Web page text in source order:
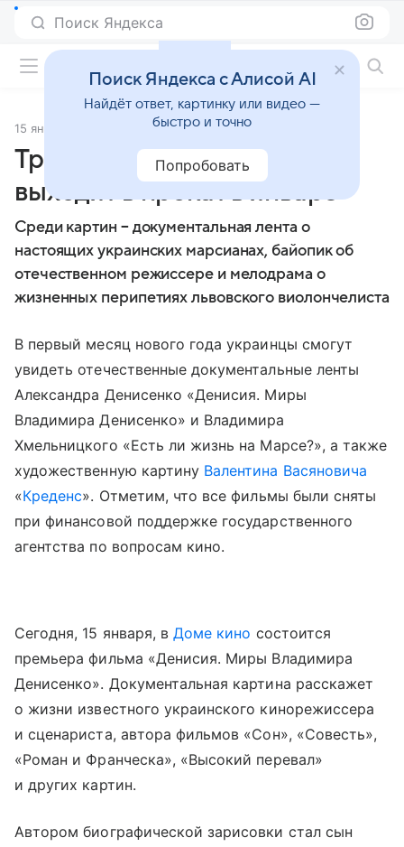
Поиск Яндекса
15 января 2014 Источник:Comments.ua
Три украинских фильма
выходят в прокат в январе
Среди картин – документальная лента о
настоящих украинских марсианах, байопик об
отечественном режиссере и мелодрама о
жизненных перипетиях львовского виолончелиста
В первый месяц нового года украинцы смогут
увидеть отечественные документальные ленты
Александра Денисенко «Денисия. Миры
Владимира Денисенко» и Владимира
Хмельницкого «Есть ли жизнь на Марсе?», а также
художественную картину Валентина Васяновича
«Креденс». Отметим, что все фильмы были сняты
при финансовой поддержке государственного
агентства по вопросам кино.
Сегодня, 15 января, вДоме кино состоится
премьера фильма «Денисия. Миры Владимира
Денисенко». Документальная картина расскажет
о жизни известного украинского кинорежиссера
и сценариста, автора фильмов «Сон», «Совесть»,
«Роман и Франческа», «Высокий перевал»
и других картин.
Автором биографической зарисовки стал сын
Поиск Яндекса с Алисой AI
Найдёт ответ, картинку или видео —
быстро и точно
Попробовать